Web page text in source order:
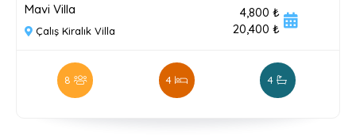
Mavi Villa
Çalış Kiralık Villa
4,800 ₺
20,400 ₺
8 4 4